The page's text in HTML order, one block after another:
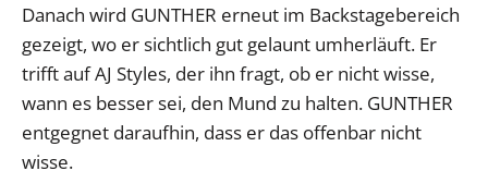
Danach wird GUNTHER erneut im Backstagebereich
gezeigt, wo er sichtlich gut gelaunt umherläuft. Er
trifft auf AJ Styles, der ihn fragt, ob er nicht wisse,
wann es besser sei, den Mund zu halten. GUNTHER
entgegnet daraufhin, dass er das offenbar nicht
wisse.